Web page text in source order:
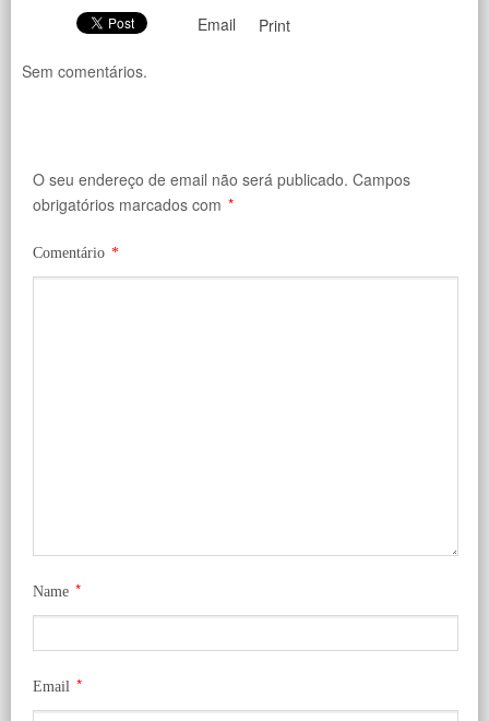
Email Print
Sem comentários.
O seu endereço de email não será publicado. Campos
obrigatórios marcados com *
Comentário *
Name *
Email *